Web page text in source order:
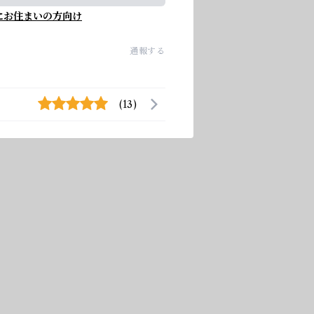
お住まいの方向け
通報する
(13)